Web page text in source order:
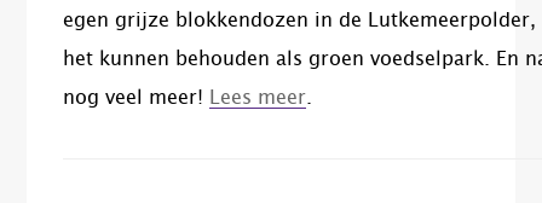
egen grijze blokkendozen in de Lutkemeerpolder,
het kunnen behouden als groen voedselpark. En
nog veel meer! Lees meer.